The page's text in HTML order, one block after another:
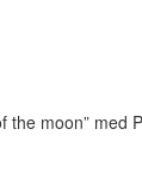
the moon” med